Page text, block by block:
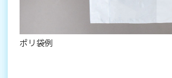
ポリ袋例